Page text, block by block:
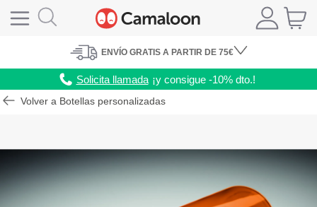
ENVÍO GRATIS A PARTIR DE 75€
Solicita llamada ¡y consigue -10% dto.!
Volver a Botellas personalizadas